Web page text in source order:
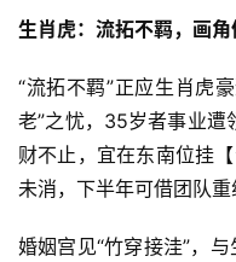
生肖虎：流拓不羁，画角
“流拓不羁”正应生肖虎
老”之忧，35岁者事业遭
财不止，宜在东南位挂
未消，下半年可借团队重
婚姻宫见“竹穿接洼”，